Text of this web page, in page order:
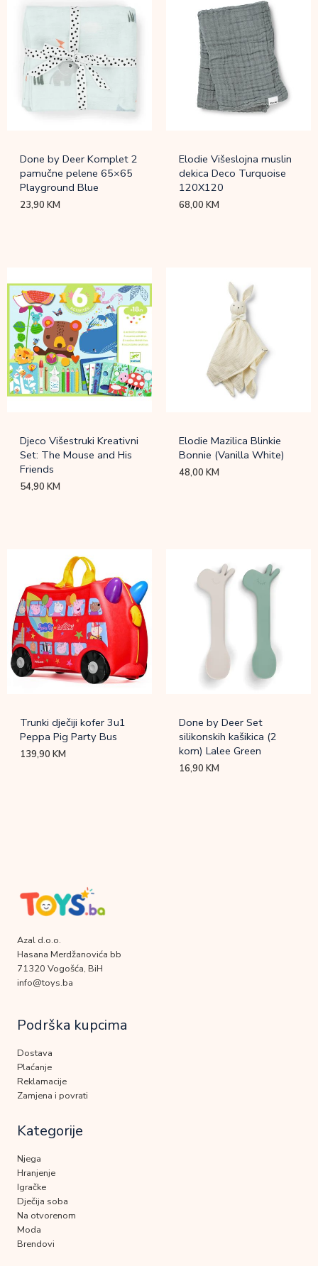
Done by Deer Komplet 2
pamučne pelene 65×65
Playground Blue
23,90KM
Elodie Višeslojna muslin
dekica Deco Turquoise
120X120
68,00KM
Djeco Višestruki Kreativni
Set: The Mouse and His
Friends
54,90KM
Elodie Mazilica Blinkie
Bonnie (Vanilla White)
48,00KM
Trunki dječiji kofer 3u1
Peppa Pig Party Bus
139,90KM
Done by Deer Set
silikonskih kašikica (2
kom) Lalee Green
16,90KM
Azal d.o.o.
Hasana Merdžanovića bb
71320 Vogošća, BiH
info@toys.ba
Podrška kupcima
Dostava
Plaćanje
Reklamacije
Zamjena i povrati
Kategorije
Njega
Hranjenje
Igračke
Dječija soba
Na otvorenom
Moda
Brendovi